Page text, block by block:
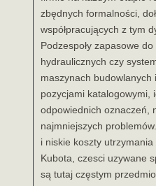
zbędnych formalności,
współpracujących z tym
Podzespoły zapasowe do
hydraulicznych czy
maszynach budowlanych
pozycjami katalogowymi,
odpowiednich oznaczeń,
najmniejszych
i niskie koszty
Kubota, czesci uzywane
są tutaj częstym